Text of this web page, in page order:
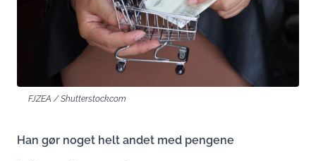
FJZEA / Shutterstock.com
Han gør noget helt andet med pengene